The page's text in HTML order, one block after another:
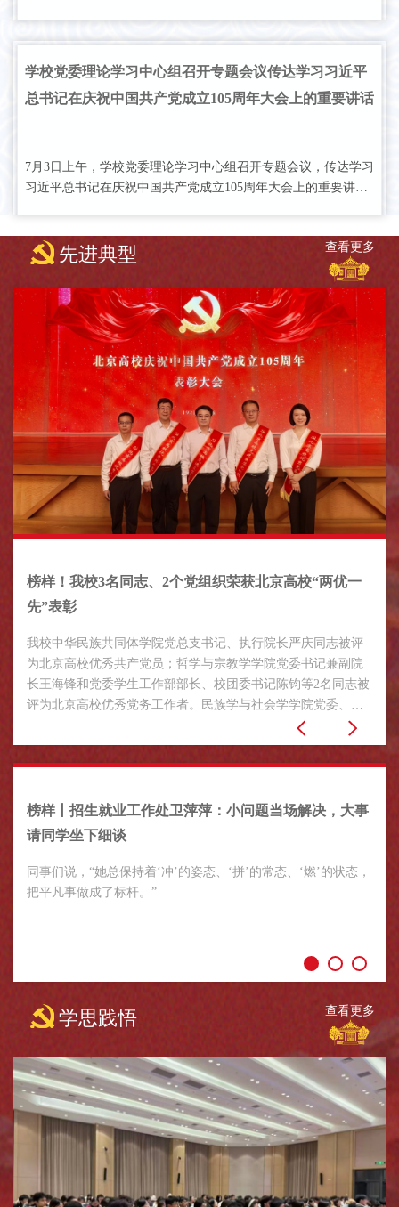
作历史性最佳成绩！
学校党委理论学习中心组召开专题会议传达学习习近平
总书记在庆祝中国共产党成立105周年大会上的重要讲话
7月3日上午，学校党委理论学习中心组召开专题会议，传达学习
习近平总书记在庆祝中国共产党成立105周年大会上的重要讲
先进典型 查看更多
榜样！我校3名同志、2个党组织荣获北京高校“两优一
先”表彰
我校中华民族共同体学院党总支书记、执行院长严庆同志被评
为北京高校优秀共产党员；哲学与宗教学学院党委书记兼副院
长王海锋和党委学生工作部部长、校团委书记陈钧等2名同志被
评为北京高校优秀党务工作者。民族学与社会学学院党委、马
克思主义学院党委被评为北京高校先进基层党组织。
榜样丨招生就业工作处卫萍萍：小问题当场解决，大事
请同学坐下细谈
同事们说，“她总保持着‘冲’的姿态、‘拼’的常态、‘燃’的状态，
把平凡事做成了标杆。”
学思践悟 查看更多